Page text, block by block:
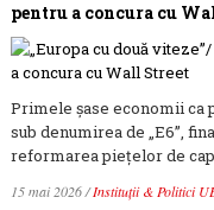
pentru a concura cu
Primele șase economii ca
sub denumirea de „E6”,
reformarea piețelor de
15 mai 2026/Instituții & Politici